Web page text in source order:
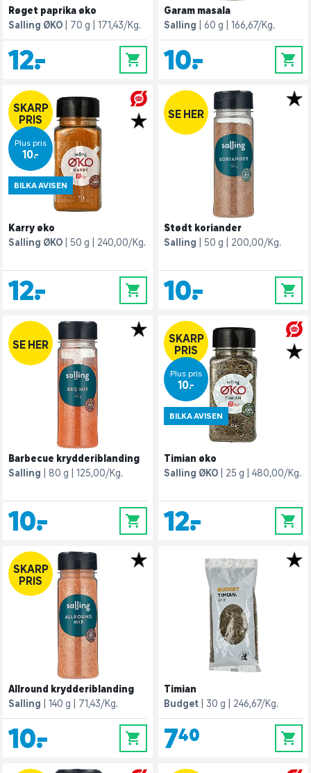
Røget paprika øko
Salling ØKO
70 g 171,43/Kg.
12,- 0
Garam masala
Salling
60 g 166,67/Kg.
10,- 0
SKARP
PRIS
Plus pris
10,-
BILKA AVISEN
Karry øko
Salling ØKO
50 g 240,00/Kg.
12,- 0
SE HER
Stødt koriander
Salling
50 g 200,00/Kg.
10,- 0
SE HER
Barbecue krydderiblanding
Salling
80 g 125,00/Kg.
10,- 0
SKARP
PRIS
Plus pris
10,-
BILKA AVISEN
Timian øko
Salling ØKO
25 g 480,00/Kg.
12,- 0
SKARP
PRIS
Allround krydderiblanding
Salling
140 g 71,43/Kg.
10,- 0
Timian
Budget
30 g 246,67/Kg.
7,40 0